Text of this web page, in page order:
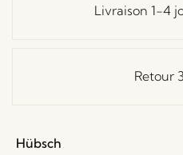
Livraison 1-4
Retour
Hübsch